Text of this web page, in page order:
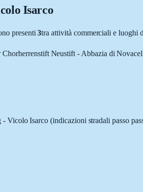
Isarco
presenti 3tra attività commerciali e luoghi
Chorherrenstift Neustift - Abbazia di
- Vicolo Isarco (indicazioni stradali passo